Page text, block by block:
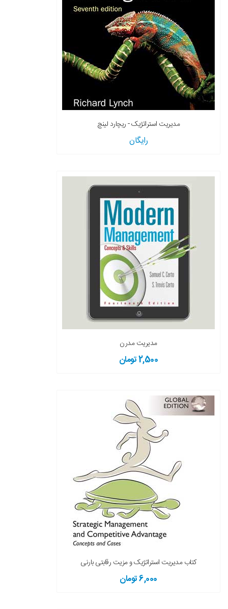
مدیریت استراتژیک - ریچارد لینچ
رایگان
مدیریت مدرن
2,500 تومان
کتاب مدیریت استراتژیک و مزیت رقابتی بارنی
6,000 تومان